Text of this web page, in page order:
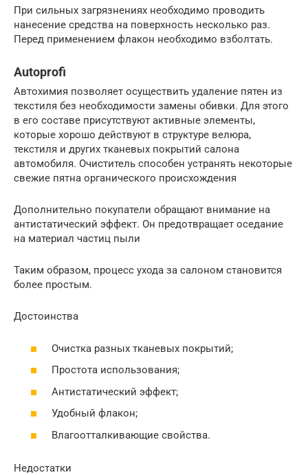
При сильных загрязнениях необходимо проводить
нанесение средства на поверхность несколько раз.
Перед применением флакон необходимо взболтать.
Autoprofi
Автохимия позволяет осуществить удаление пятен из
текстиля без необходимости замены обивки. Для этого
в его составе присутствуют активные элементы,
которые хорошо действуют в структуре велюра,
текстиля и других тканевых покрытий салона
автомобиля. Очиститель способен устранять некоторые
свежие пятна органического происхождения
Дополнительно покупатели обращают внимание на
антистатический эффект. Он предотвращает оседание
на материал частиц пыли
Таким образом, процесс ухода за салоном становится
более простым.
Достоинства
Очистка разных тканевых покрытий;
Простота использования;
Антистатический эффект;
Удобный флакон;
Влагоотталкивающие свойства.
Недостатки